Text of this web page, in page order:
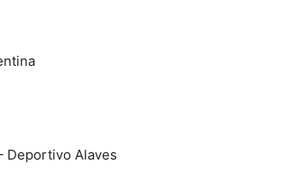
Deportivo Alaves